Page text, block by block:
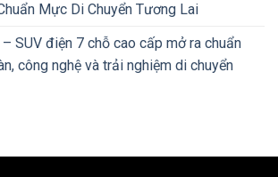
Mực Di Chuyển Tương Lai
SUV điện 7 chỗ cao cấp mở ra chuẩn
công nghệ và trải nghiệm di chuyển